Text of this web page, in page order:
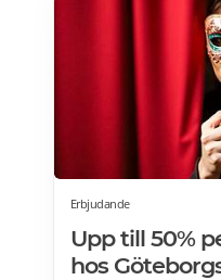
Erbjudande
Upp till 50%
hos